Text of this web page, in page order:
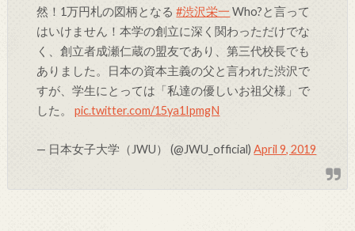
然！1万円札の図柄となる#渋沢栄一 Who?と言って
はいけません！本学の創立に深く関わっただけでな
く、創立者成瀬仁蔵の盟友であり、第三代校長でも
ありました。日本の資本主義の父と言われた渋沢で
すが、学生にとっては「私達の優しいお祖父様」で
した。pic.twitter.com/15ya1IpmgN
— 日本女子大学（JWU） (@JWU_official)April 9, 2019